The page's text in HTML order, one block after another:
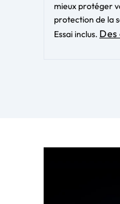
mieux protéger
protection de la
Essai inclus.